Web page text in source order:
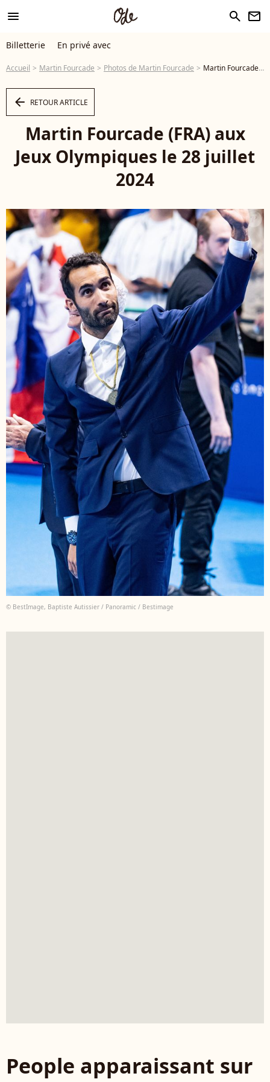
menu search newsletter
Billetterie En privé avec
Accueil Martin Fourcade Photos de Martin Fourcade Martin Fourcade (FRA) aux Jeux Olympiques le 28 juillet 2024 © Baptiste Autissier / Panoramic / Bestimage - Photo
arrow_left RETOUR ARTICLE
Martin Fourcade (FRA) aux
Jeux Olympiques le 28 juillet
2024
© BestImage, Baptiste Autissier / Panoramic / Bestimage
People apparaissant sur